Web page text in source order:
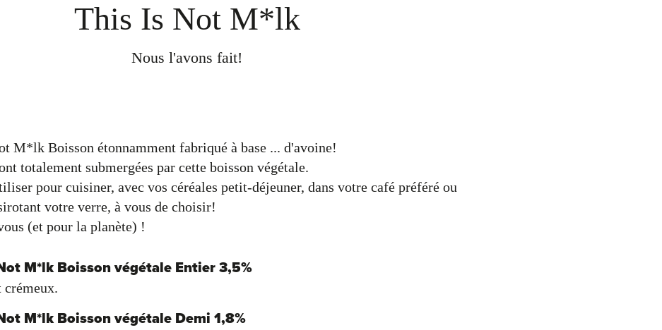
This Is Not M*lk
Nous l'avons fait!
M*lk Boisson étonnamment fabriqué à base ... d'avoine!
totalement submergées par cette boisson végétale.
pour cuisiner, avec vos céréales petit-déjeuner, dans votre café préféré ou
votre verre, à vous de choisir!
(et pour la planète) !
M*lk Boisson végétale Entier 3,5%
crémeux.
M*lk Boisson végétale Demi 1,8%